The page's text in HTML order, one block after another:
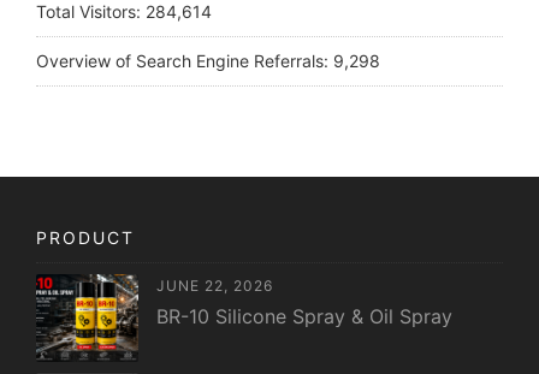
Total Visitors: 284,614
Overview of Search Engine Referrals: 9,298
PRODUCT
JUNE 22, 2026
BR-10 Silicone Spray & Oil Spray